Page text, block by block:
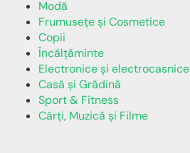
Modă
Frumusețe și Cosmetice
Copii
Încălţăminte
Electronice și electrocasnice
Casă și Grădină
Sport & Fitness
Cărți, Muzică și Filme